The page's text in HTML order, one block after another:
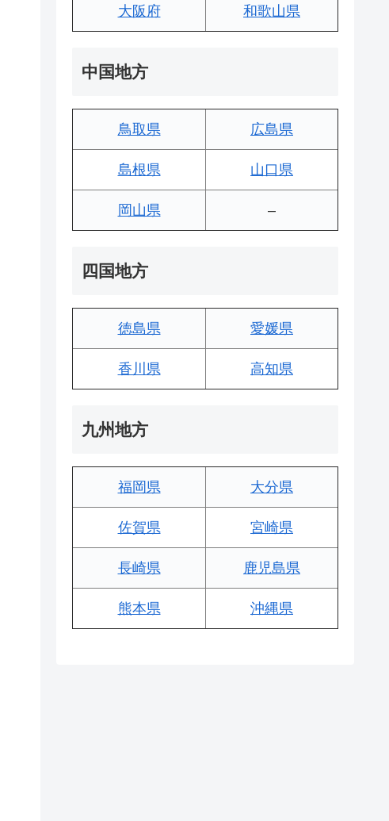
大阪府 和歌山県
中国地方
鳥取県 広島県
島根県 山口県
岡山県 –
四国地方
徳島県 愛媛県
香川県 高知県
九州地方
福岡県 大分県
佐賀県 宮崎県
長崎県 鹿児島県
熊本県 沖縄県